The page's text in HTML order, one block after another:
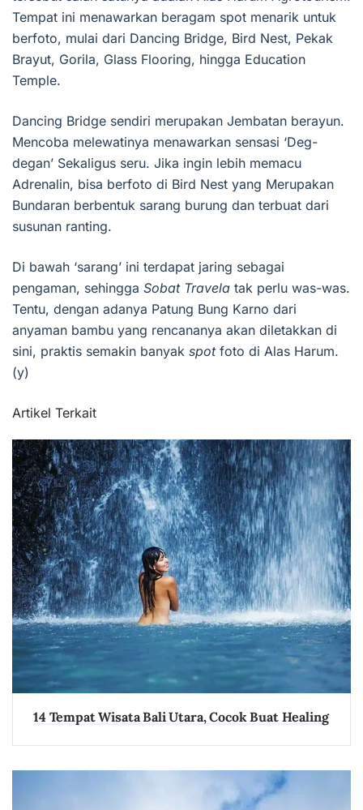
Tempat ini menawarkan beragam spot menarik untuk
berfoto, mulai dari Dancing Bridge, Bird Nest, Pekak
Brayut, Gorila, Glass Flooring, hingga Education
Temple.
Dancing Bridge sendiri merupakan Jembatan berayun.
Mencoba melewatinya menawarkan sensasi ‘Deg-
degan’ Sekaligus seru. Jika ingin lebih memacu
Adrenalin, bisa berfoto di Bird Nest yang Merupakan
Bundaran berbentuk sarang burung dan terbuat dari
susunan ranting.
Di bawah ‘sarang’ ini terdapat jaring sebagai
pengaman, sehingga Sobat Travela tak perlu was-was.
Tentu, dengan adanya Patung Bung Karno dari
anyaman bambu yang rencananya akan diletakkan di
sini, praktis semakin banyak spot foto di Alas Harum.
(y)
Artikel Terkait
14 Tempat Wisata Bali Utara, Cocok Buat Healing